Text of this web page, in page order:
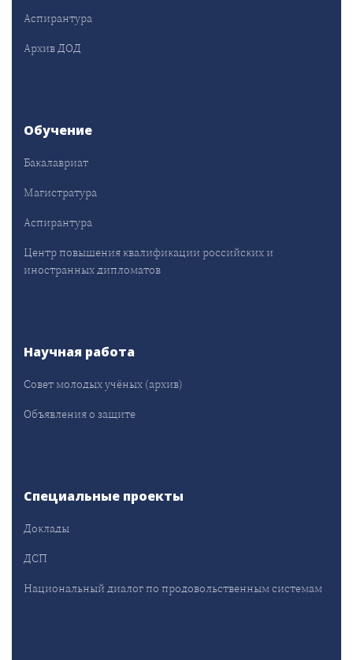
Аспирантура
Архив ДОД
Обучение
Бакалавриат
Магистратура
Аспирантура
Центр повышения квалификации российских и
иностранных дипломатов
Научная работа
Совет молодых учёных (архив)
Объявления о защите
Специальные проекты
Доклады
ДСП
Национальный диалог по продовольственным системам